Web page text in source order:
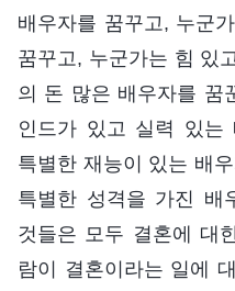
배우자를 꿈꾸고, 누군
꿈꾸고, 누군가는 힘 있
의 돈 많은 배우자를 꿈
인드가 있고 실력 있는
특별한 재능이 있는 배
특별한 성격을 가진 배
것들은 모두 결혼에 대
람이 결혼이라는 일에